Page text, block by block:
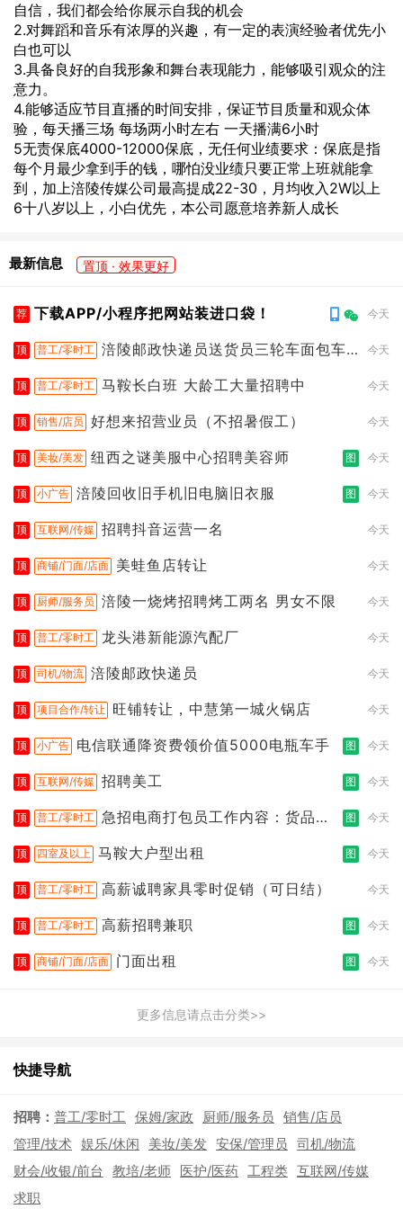
自信，我们都会给你展示自我的机会
2.对舞蹈和音乐有浓厚的兴趣，有一定的表演经验者优先小
白也可以
3.具备良好的自我形象和舞台表现能力，能够吸引观众的注
意力。
4.能够适应节目直播的时间安排，保证节目质量和观众体
验，每天播三场 每场两小时左右 一天播满6小时
5无责保底4000-12000保底，无任何业绩要求：保底是指
每个月最少拿到手的钱，哪怕没业绩只要正常上班就能拿
到，加上涪陵传媒公司最高提成22-30，月均收入2W以上
6十八岁以上，小白优先，本公司愿意培养新人成长
最新信息 置顶 · 效果更好
荐 下载APP/小程序把网站装进口袋！ 今天
顶 普工/零时工 涪陵邮政快递员送货员三轮车面包车
今天
顶 普工/零时工 马鞍长白班 大龄工大量招聘中 今天
顶 销售/店员 好想来招营业员（不招暑假工） 今天
顶 美妆/美发 纽西之谜美服中心招聘美容师 图 今天
顶 小广告 涪陵回收旧手机旧电脑旧衣服 图 今天
顶 互联网/传媒 招聘抖音运营一名 今天
顶 商铺/门面/店面 美蛙鱼店转让 今天
顶 厨师/服务员 涪陵一烧烤招聘烤工两名 男女不限 今天
顶 普工/零时工 龙头港新能源汽配厂 今天
顶 司机/物流 涪陵邮政快递员 今天
顶 项目合作/转让 旺铺转让，中慧第一城火锅店 今天
顶 小广告 电信联通降资费领价值5000电瓶车手 图 今天
顶 互联网/传媒 招聘美工 图 今天
顶 普工/零时工 急招电商打包员工作内容：货品分
图 今天
顶 四室及以上 马鞍大户型出租 图 今天
顶 普工/零时工 高薪诚聘家具零时促销（可日结） 今天
顶 普工/零时工 高薪招聘兼职 图 今天
顶 商铺/门面/店面 门面出租 图 今天
更多信息请点击分类>>
快捷导航
招聘： 普工/零时工 保姆/家政 厨师/服务员 销售/店员
管理/技术 娱乐/休闲 美妆/美发 安保/管理员 司机/物流
财会/收银/前台 教培/老师 医护/医药 工程类 互联网/传媒
求职